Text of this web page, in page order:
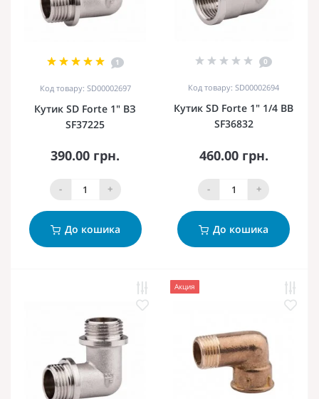
1
Код товару: SD00002697
Кутик SD Forte 1" ВЗ
SF37225
390.00 грн.
- +
До кошика
0
Код товару: SD00002694
Кутик SD Forte 1" 1/4 ВВ
SF36832
460.00 грн.
- +
До кошика
Акция